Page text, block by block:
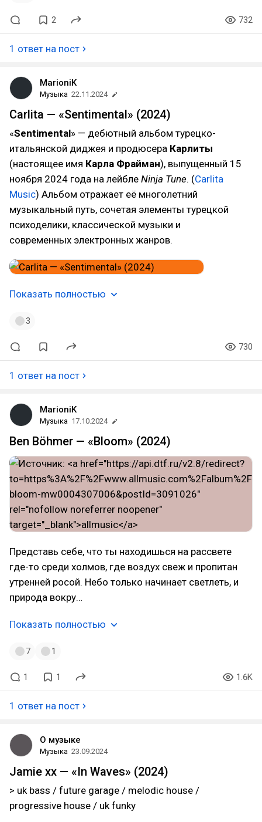
2 732
1 ответ на пост
MarioniK
Музыка 22.11.2024
Carlita — «Sentimental» (2024)
«Sentimental» — дебютный альбом турецко-
итальянской диджея и продюсера Карлиты
(настоящее имя Карла Фрайман), выпущенный 15
ноября 2024 года на лейбле Ninja Tune. (Carlita
Music) Альбом отражает её многолетний
музыкальный путь, сочетая элементы турецкой
психоделики, классической музыки и
современных электронных жанров.
Показать полностью
3
730
1 ответ на пост
MarioniK
Музыка 17.10.2024
Ben Böhmer — «Bloom» (2024)
Представь себе, что ты находишься на рассвете
где-то среди холмов, где воздух свеж и пропитан
утренней росой. Небо только начинает светлеть, и
природа вокру…
Показать полностью
7 1
1 1 1.6K
1 ответ на пост
О музыке
Музыка 23.09.2024
Jamie xx — «In Waves» (2024)
> uk bass / future garage / melodic house /
progressive house / uk funky